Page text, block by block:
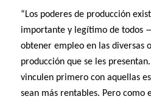
“Los poderes de producción
importante y legítimo de
obtener empleo en las diversas
producción que se les
vinculen primero con aquellas
sean más rentables. Pero como